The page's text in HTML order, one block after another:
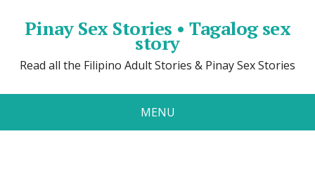
Pinay Sex Stories • Tagalog sex
story
Read all the Filipino Adult Stories & Pinay Sex Stories
MENU